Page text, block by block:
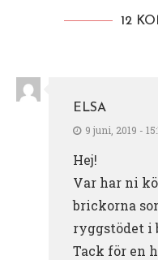
12
ELSA
9 juni, 2019 -
Hej!
Var har ni
brickorna
ryggstödet i
Tack för en